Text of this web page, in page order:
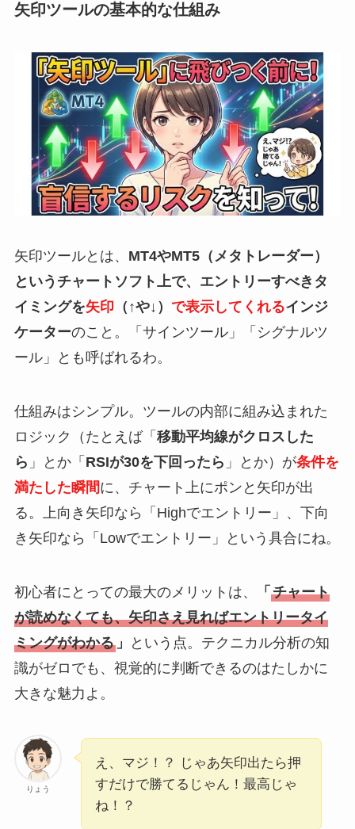
矢印ツールの基本的な仕組み
矢印ツールとは、 MT4やMT5（メタトレーダー）
というチャートソフト上で、エントリーすべきタ
イミングを矢印 （↑や↓） で表示してくれるインジ
ケーターのこと。「サインツール」「シグナルツ
ール」とも呼ばれるわ。
仕組みはシンプル。ツールの内部に組み込まれた
ロジック（たとえば「 移動平均線がクロスした
ら 」とか「 RSIが30を下回ったら 」とか）が条件を
満たした瞬間に、チャート上にポンと矢印が出
る。上向き矢印なら「Highでエントリー」、下向
き矢印なら「Lowでエントリー」という具合にね。
初心者にとっての最大のメリットは、 「 チャート
が読めなくても、矢印さえ見ればエントリータイ
ミングがわかる」
という点。テクニカル分析の知
識がゼロでも、視覚的に判断できるのはたしかに
大きな魅力よ。
りょう
え、マジ！？ じゃあ矢印出たら押
すだけで勝てるじゃん！最高じゃ
ね！？